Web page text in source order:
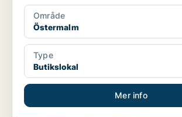
Område
Östermalm
Type
Butikslokal
Mer info